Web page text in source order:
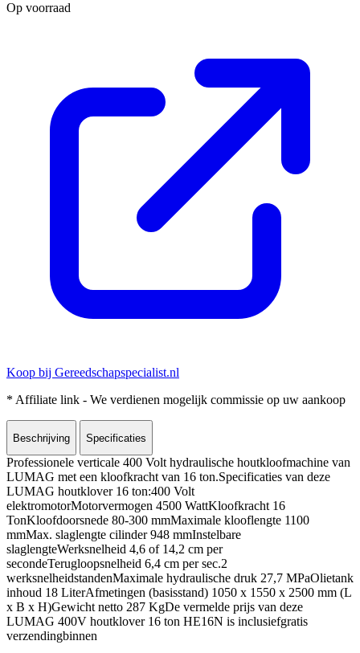
Op voorraad
Koop bij Gereedschapspecialist.nl
* Affiliate link - We verdienen mogelijk commissie op uw aankoop
Beschrijving Specificaties
Professionele verticale 400 Volt hydraulische houtkloofmachine van
LUMAG met een kloofkracht van 16 ton.Specificaties van deze
LUMAG houtklover 16 ton:400 Volt
elektromotorMotorvermogen 4500 WattKloofkracht 16
TonKloofdoorsnede 80-300 mmMaximale klooflengte 1100
mmMax. slaglengte cilinder 948 mmInstelbare
slaglengteWerksnelheid 4,6 of 14,2 cm per
secondeTerugloopsnelheid 6,4 cm per sec.2
werksnelheidstandenMaximale hydraulische druk 27,7 MPaOlietank
inhoud 18 LiterAfmetingen (basisstand) 1050 x 1550 x 2500 mm (L
x B x H)Gewicht netto 287 KgDe vermelde prijs van deze
LUMAG 400V houtklover 16 ton HE16N is inclusiefgratis
verzendingbinnen